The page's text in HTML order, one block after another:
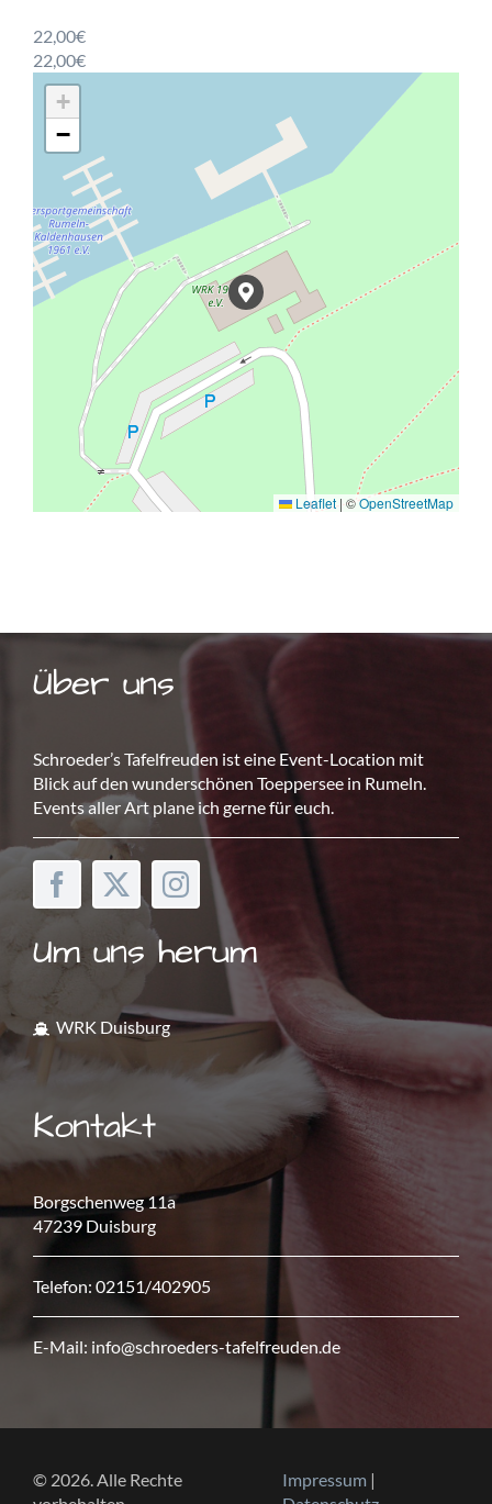
22,00€
22,00€
+
−
Leaflet |©OpenStreetMap
Über uns
Schroeder’s Tafelfreuden ist eine Event-Location mit
Blick auf den wunderschönen Toeppersee in Rumeln.
Events aller Art plane ich gerne für euch.
Um uns herum
WRK Duisburg
Kontakt
Borgschenweg 11a
47239 Duisburg
Telefon: 02151/402905
E-Mail: info@schroeders-tafelfreuden.de
© 2026. Alle Rechte
Impressum |